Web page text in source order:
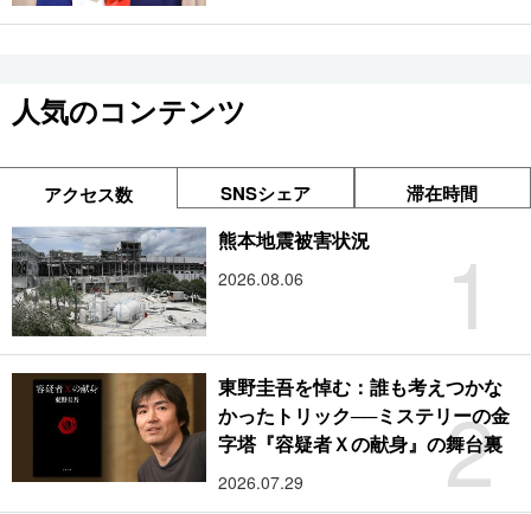
人気のコンテンツ
アクセス数 SNSシェア 滞在時間
1
熊本地震被害状況
2026.08.06
2
東野圭吾を悼む：誰も考えつかな
かったトリック──ミステリーの金
字塔『容疑者Ｘの献身』の舞台裏
2026.07.29